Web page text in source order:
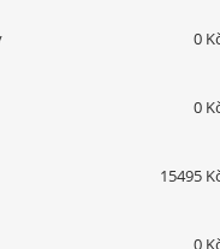
0
0
15495
0